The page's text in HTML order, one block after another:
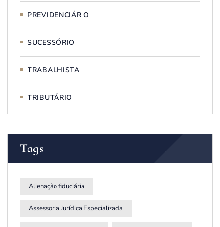
PREVIDENCIÁRIO
SUCESSÓRIO
TRABALHISTA
TRIBUTÁRIO
Tags
Alienação fiduciária
Assessoria Jurídica Especializada